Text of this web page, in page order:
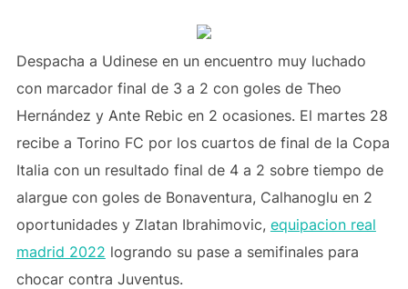
Despacha a Udinese en un encuentro muy luchado
con marcador final de 3 a 2 con goles de Theo
Hernández y Ante Rebic en 2 ocasiones. El martes 28
recibe a Torino FC por los cuartos de final de la Copa
Italia con un resultado final de 4 a 2 sobre tiempo de
alargue con goles de Bonaventura, Calhanoglu en 2
oportunidades y Zlatan Ibrahimovic, equipacion real
madrid 2022 logrando su pase a semifinales para
chocar contra Juventus.